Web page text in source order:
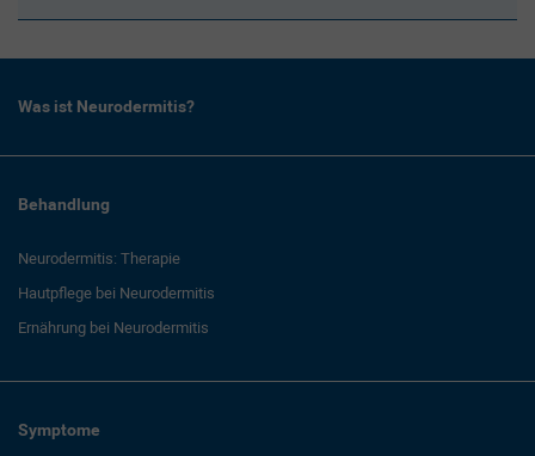
Was ist Neurodermitis?
Behandlung
Neurodermitis: Therapie
Hautpflege bei Neurodermitis
Ernährung bei Neurodermitis
Symptome